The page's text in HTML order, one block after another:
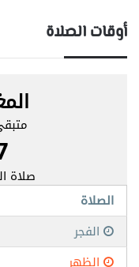
أوقات الصلاة